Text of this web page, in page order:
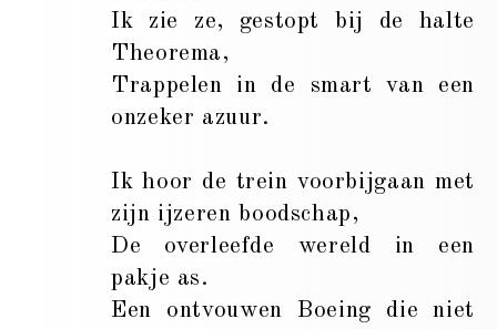
Ik zie ze, gestopt bij de halte
Theorema,
Trappelen in de smart van een
onzeker azuur.
Ik hoor de trein voorbijgaan met
zijn ijzeren boodschap,
De overleefde wereld in een
pakje as.
Een ontvouwen Boeing die niet